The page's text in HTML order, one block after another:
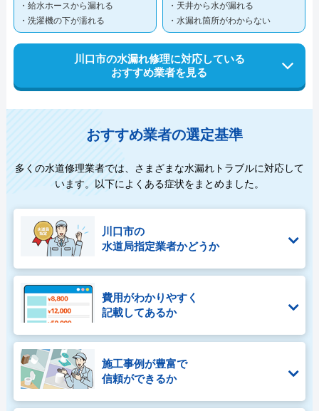
・給水ホースから漏れる
・洗濯機の下が濡れる
・天井から水が漏れる
・水漏れ箇所がわからない
川口市の水漏れ修理に対応している
おすすめ業者を見る
おすすめ業者の選定基準
多くの水道修理業者では、さまざまな水漏れトラブルに対応して
います。以下によくある症状をまとめました。
川口市の
水道局指定業者かどうか
費用がわかりやすく
記載してあるか
施工事例が豊富で
信頼ができるか